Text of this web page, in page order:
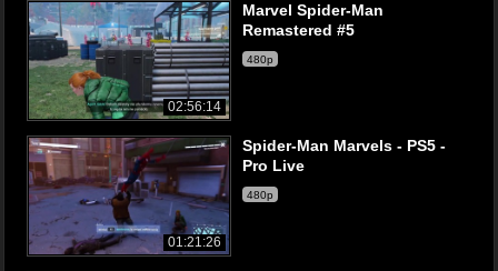
02:56:14
Marvel Spider-Man
Remastered #5
480p
01:21:26
Spider-Man Marvels - PS5 -
Pro Live
480p